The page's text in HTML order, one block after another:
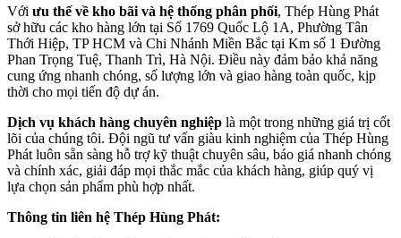
Với ưu thế về kho bãi và hệ thống phân phối, Thép Hùng Phát
sở hữu các kho hàng lớn tại Số 1769 Quốc Lộ 1A, Phường Tân
Thới Hiệp, TP HCM và Chi Nhánh Miền Bắc tại Km số 1 Đường
Phan Trọng Tuệ, Thanh Trì, Hà Nội. Điều này đảm bảo khả năng
cung ứng nhanh chóng, số lượng lớn và giao hàng toàn quốc, kịp
thời cho mọi tiến độ dự án.
Dịch vụ khách hàng chuyên nghiệp là một trong những giá trị cốt
lõi của chúng tôi. Đội ngũ tư vấn giàu kinh nghiệm của Thép Hùng
Phát luôn sẵn sàng hỗ trợ kỹ thuật chuyên sâu, báo giá nhanh chóng
và chính xác, giải đáp mọi thắc mắc của khách hàng, giúp quý vị
lựa chọn sản phẩm phù hợp nhất.
Thông tin liên hệ Thép Hùng Phát: